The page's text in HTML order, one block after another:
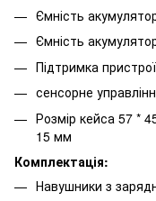
Ємність
Ємність
Підтримка
сенсорне
Розмір кейса 57 *
15 мм
Комплектація:
Навушники з